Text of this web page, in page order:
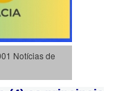
Notícias de